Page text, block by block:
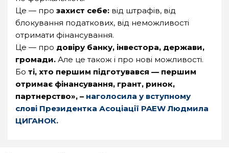
Це — про захист себе: від штрафів, від
блокування податкових, від неможливості
отримати фінансування.
Це — про довіру банку, інвестора, держави,
громади. Але це також і про нові можливості.
Бо ті, хто першим підготувався — першим
отримає фінансування, грант, ринок,
партнерство», – наголосила у вступному
слові Президентка Асоціації PAEWЛюдмила
ЦИГАНОК.